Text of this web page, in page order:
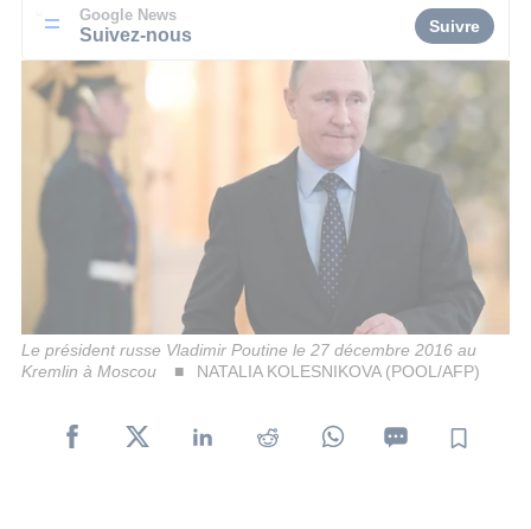
Google News
Suivez-nous Suivre
Le président russe Vladimir Poutine le 27 décembre 2016 au
Kremlin à Moscou
NATALIA KOLESNIKOVA (POOL/AFP)